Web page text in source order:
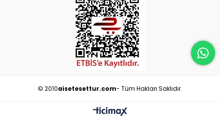
© 2010aisetesettur.com- Tüm Hakları Saklıdır.